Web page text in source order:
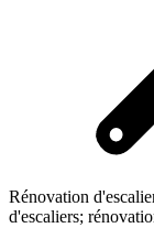
Rénovation
d'escaliers;